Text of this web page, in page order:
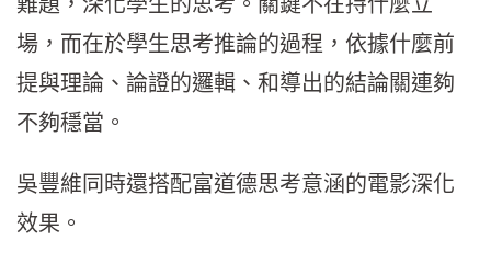
場，而在於學生思考推論的過程，依據什麼前
提與理論、論證的邏輯、和導出的結論關連夠
不夠穩當。
吳豐維同時還搭配富道德思考意涵的電影深化
效果。